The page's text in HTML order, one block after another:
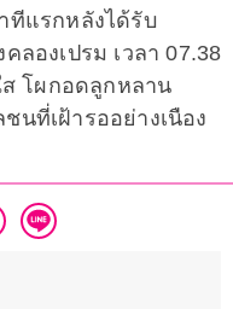
แรกหลังได้รับ
ลองเปรม เวลา 07.38
โผกอดลูกหลาน
ที่เฝ้ารออย่างเนือง